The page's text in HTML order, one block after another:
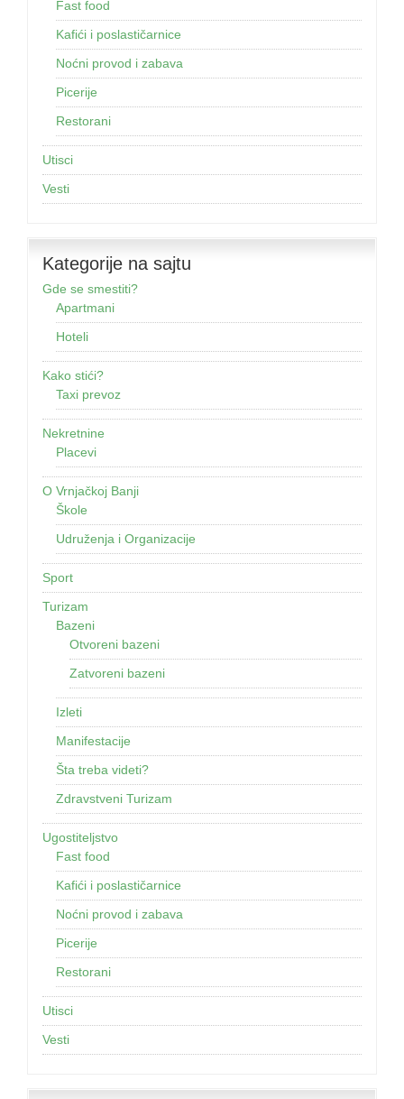
Fast food
Kafići i poslastičarnice
Noćni provod i zabava
Picerije
Restorani
Utisci
Vesti
Kategorije na sajtu
Gde se smestiti?
Apartmani
Hoteli
Kako stići?
Taxi prevoz
Nekretnine
Placevi
O Vrnjačkoj Banji
Škole
Udruženja i Organizacije
Sport
Turizam
Bazeni
Otvoreni bazeni
Zatvoreni bazeni
Izleti
Manifestacije
Šta treba videti?
Zdravstveni Turizam
Ugostiteljstvo
Fast food
Kafići i poslastičarnice
Noćni provod i zabava
Picerije
Restorani
Utisci
Vesti